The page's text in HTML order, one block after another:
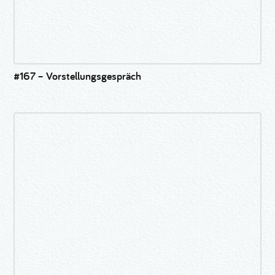
#167 – Vorstellungsgespräch